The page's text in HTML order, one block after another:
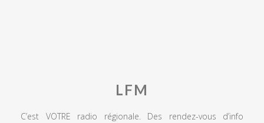
LFM
C’est VOTRE radio régionale. Des rendez-vous d’info